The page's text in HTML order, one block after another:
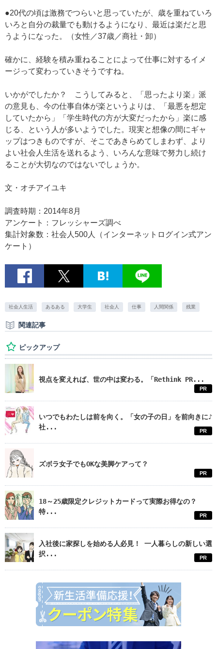
●20代の頃は激務でつらいと思っていたが、歳を重ねていろ
いろと自分の裁量でも動けるようになり、最近は楽だと思
うようになった。（女性／37歳／商社・卸）
確かに、経験を積み重ねることによって仕事に対するイメ
ージって変わっていきそうですね。
いかがでしたか？ こうしてみると、「思ったより楽」派
の意見も、今の仕事自体が楽というよりは、「最悪を想定
していたから」「学生時代の方が大変だったから」楽に感
じる、という人が多いようでした。現実と想像の間にギャ
ップはつきものですが、そこであきらめてしまわず、より
よい社会人生活を送れるよう、いろんな意味で努力し続け
ることが大切なのではないでしょうか。
文・オチアイユキ
調査時期：2014年8月
アンケート：フレッシャーズ調べ
集計対象数：社会人500人（インターネットログイン式アン
ケート）
社会人生活 あるある 大学生 社会人 仕事 人間関係 残業
関連記事
ピックアップ
視点を変えれば、世の中は変わる。「Rethink PR...
PR
いつでもわたしは前を向く。「女の子の日」を前向きに♪
社...
PR
ズボラ女子でもOKな美脚ケアって？
PR
18～25歳限定クレジットカードって実際お得なの？
特...
PR
入社後に家探しを始める人必見！ 一人暮らしの新しい選
択...
PR